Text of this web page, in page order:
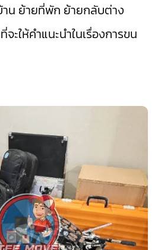
น ย้ายที่พัก ย้ายกลับต่าง
ะให้คำแนะนำในเรื่องการขน